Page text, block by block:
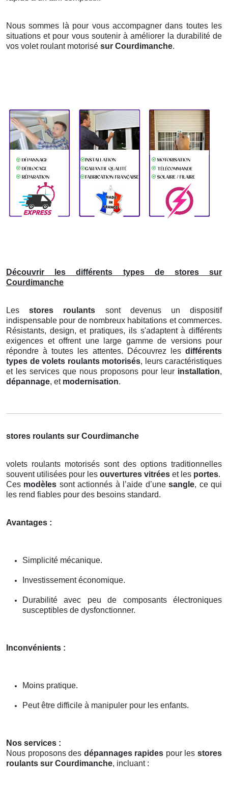
Nous sommes là pour vous accompagner dans toutes les
situations et pour vous soutenir à améliorer la durabilité de
vos volet roulant motorisé sur Courdimanche.
Découvrir les différents types de stores sur
Courdimanche
Lesstores roulants sont devenus un dispositif
indispensable pour de nombreux habitations et commerces.
Résistants, design, et pratiques, ils s'adaptent à différents
exigences et offrent une large gamme de versions pour
répondre à toutes les attentes. Découvrez les différents
types de volets roulants motorisés, leurs caractéristiques
et les services que nous proposons pour leur installation,
dépannage, et modernisation.
stores roulants sur Courdimanche
volets roulants motorisés sont des options traditionnelles
souvent utilisées pour les ouvertures vitrées et les portes.
Ces modèles sont actionnés à l’aide d’unesangle, ce qui
les rend fiables pour des besoins standard.
Avantages :
Simplicité mécanique.
Investissement économique.
Durabilité avec peu de composants électroniques
susceptibles de dysfonctionner.
Inconvénients :
Moins pratique.
Peut être difficile à manipuler pour les enfants.
Nos services :
Nous proposons des dépannages rapides pour lesstores
roulants sur Courdimanche, incluant :